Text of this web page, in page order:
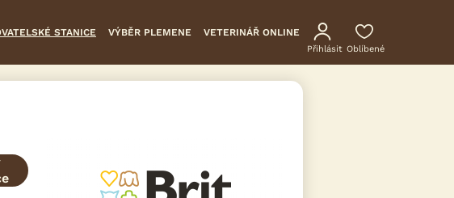
STANICE VÝBĚR PLEMENE VETERINÁŘ ONLINE
Přihlásit Oblíbené